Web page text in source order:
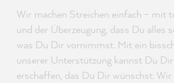
Wir machen Streichen einfach – mit
und der Überzeugung, dass Du alles
was Du Dir vornimmst. Mit ein
unserer Unterstützung kannst Du
erschaffen, das Du Dir wünschst.